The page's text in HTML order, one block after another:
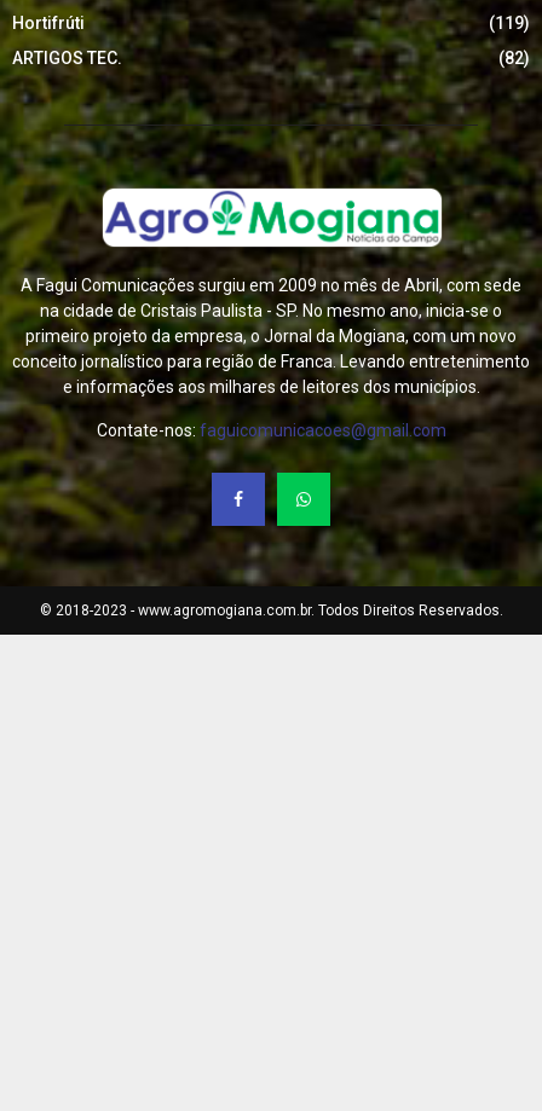
Hortifrúti
(119)
ARTIGOS TEC.
(82)
A Fagui Comunicações surgiu em 2009 no mês de Abril, com sede
na cidade de Cristais Paulista - SP. No mesmo ano, inicia-se o
primeiro projeto da empresa, o Jornal da Mogiana, com um novo
conceito jornalístico para região de Franca. Levando entretenimento
e informações aos milhares de leitores dos municípios.
Contate-nos: faguicomunicacoes@gmail.com
© 2018-2023 - www.agromogiana.com.br. Todos Direitos Reservados.